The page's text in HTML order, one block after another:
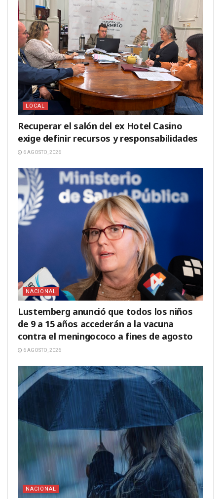
LOCAL
Recuperar el salón del ex Hotel Casino
exige definir recursos y responsabilidades
6 AGOSTO, 2026
NACIONAL
Lustemberg anunció que todos los niños
de 9 a 15 años accederán a la vacuna
contra el meningococo a fines de agosto
6 AGOSTO, 2026
NACIONAL